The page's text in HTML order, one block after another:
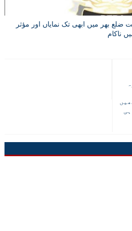
بھر میں ابھی تک نمایاں اور مؤثر
ناکام